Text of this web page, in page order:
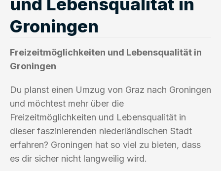
Groningen
Freizeitmöglichkeiten und Lebensqualität in
Groningen
Du planst einen Umzug von Graz nach Groningen
und möchtest mehr über die
Freizeitmöglichkeiten und Lebensqualität in
dieser faszinierenden niederländischen Stadt
erfahren? Groningen hat so viel zu bieten, dass
es dir sicher nicht langweilig wird.